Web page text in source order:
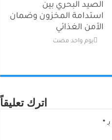
الصيد البحري بين
استدامة المخزون وضمان
الأمن الغذائي
‏يوم واحد مضت
اترك تعليقاً
*